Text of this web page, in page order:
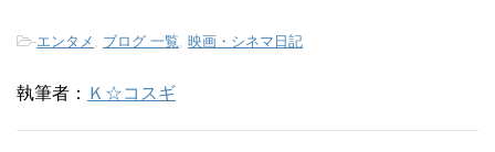
-エンタメ ブログ 一覧 映画・シネマ日記
執筆者： Ｋ☆コスギ